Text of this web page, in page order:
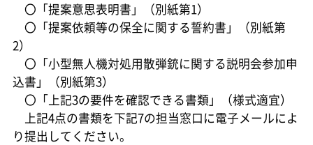
〇「提案意思表明書」（別紙第1）
〇「提案依頼等の保全に関する誓約書」（別紙第
2）
〇「小型無人機対処用散弾銃に関する説明会参加申
込書」（別紙第3）
〇「上記3の要件を確認できる書類」（様式適宜）
上記4点の書類を下記7の担当窓口に電子メールによ
り提出してください。